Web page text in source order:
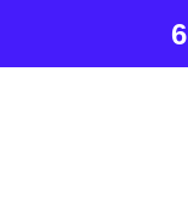
зайнятості
6